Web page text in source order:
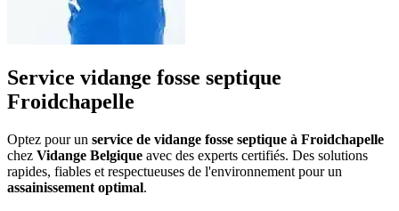
Service vidange fosse septique
Froidchapelle
Optez pour un service de vidange fosse septique à Froidchapelle
chez Vidange Belgique avec des experts certifiés. Des solutions
rapides, fiables et respectueuses de l'environnement pour un
assainissement optimal.